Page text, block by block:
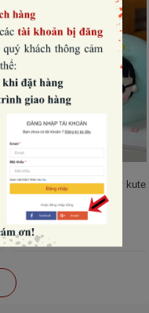
Set nặn mặt, chân, tay kute
45.000₫